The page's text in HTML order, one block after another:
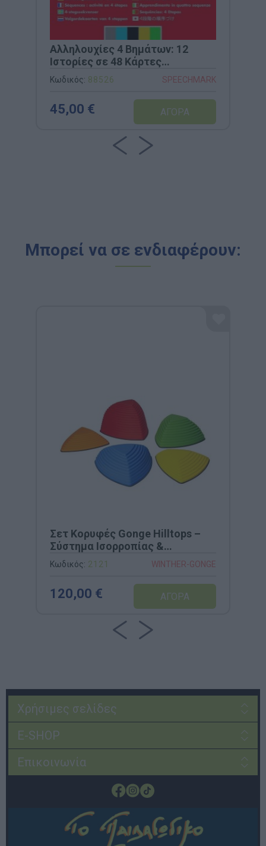
Αλληλουχίες 4 Βημάτων: 12
Ιστορίες σε 48 Κάρτες
(Speechmark)
Κωδικός: 88526 SPEECHMARK
45,00 €
Μπορεί να σε ενδιαφέρουν:
Σετ Κορυφές Gonge Hilltops –
Σύστημα Ισορροπίας &
Εξοικείωσης με το Ύψος (Κωδ.
2121)
Κωδικός: 2121 WINTHER-GONGE
120,00 €
Χρήσιμες σελίδες
E-SHOP
Επικοινωνία